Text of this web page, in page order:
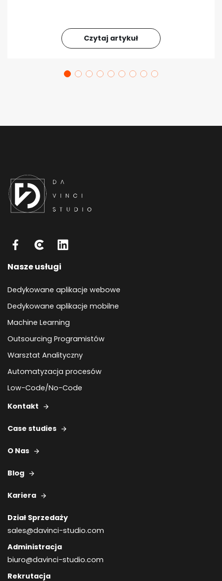
Czytaj artykuł
Nasze usługi
Dedykowane aplikacje webowe
Dedykowane aplikacje mobilne
Machine Learning
Outsourcing Programistów
Warsztat Analityczny
Automatyzacja procesów
Low-Code/No-Code
Kontakt
Case studies
O Nas
Blog
Kariera
Dział Sprzedaży
sales@davinci-studio.com
Administracja
biuro@davinci-studio.com
Rekrutacja